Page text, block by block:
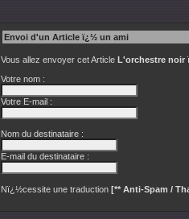
Envoi d'un Article ï¿½ un ami
Vous allez envoyer cet Article L'orchestre noir
Votre nom :
Votre E-mail :
Nom du destinataire :
E-mail du destinataire :
Nï¿½cessite une traduction [** Anti-Spam /